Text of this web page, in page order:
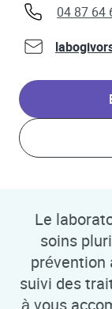
phone
04 87 64
Le
soins
prévention
suivi des
à vous